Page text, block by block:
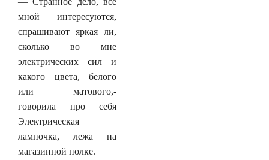
мной интересуются,
спрашивают яркая ли,
сколько во мне
электрических сил и
какого цвета, белого
или матового,-
говорила про себя
Электрическая
лампочка, лежа на
магазинной полке.